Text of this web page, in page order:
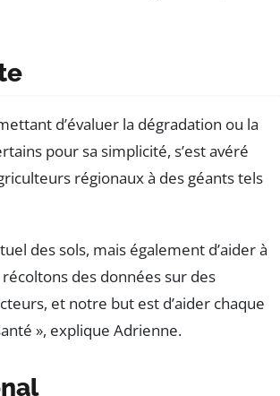
d’évaluer la dégradation ou la
pour sa simplicité, s’est avéré
régionaux à des géants tels
des sols, mais également d’aider à
des données sur des
et notre but est d’aider chaque
», explique Adrienne.